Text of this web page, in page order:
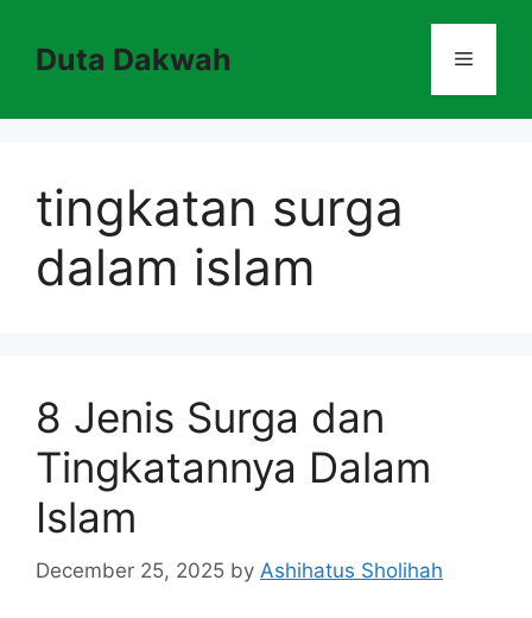
contentDuta Dakwah Menu
tingkatan surga
dalam islam
8 Jenis Surga dan
Tingkatannya Dalam
Islam
December 25, 2025 by Ashihatus Sholihah